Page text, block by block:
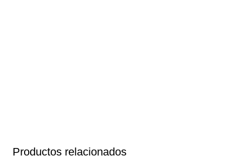
Productos relacionados